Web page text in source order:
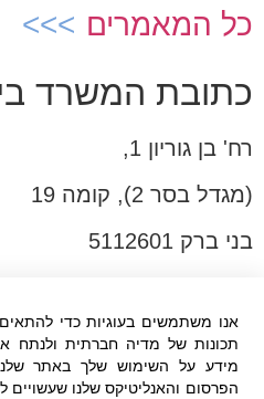
כל המאמרים
כתובת המשרד
רח' בן גוריון 1,
(מגדל בסר 2), קומה 19
בני ברק 5112601
פקס:03-6005531
דוא"ל: office@dwo.co.il
אנו משתמשים בעוגיות כדי
תכונות של מדיה חברתית ולנתח
מידע על השימוש שלך באתר
הפרסום והאנליטיקס שלנו